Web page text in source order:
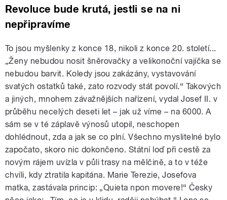
Revoluce bude krutá, jestli se na ni
nepřipravíme
To jsou myšlenky z konce 18, nikoli z konce 20. století...
„Ženy nebudou nosit šněrovačky a velikonoční vajíčka se
nebudou barvit. Koledy jsou zakázány, vystavování
svatých ostatků také, zato rozvody stát povolí.“ Takových
a jiných, mnohem závažnějších nařízení, vydal Josef II. v
průběhu necelých deseti let – jak už víme – na 6000. A
sám se v té záplavě výnosů utopil, neschopen
dohlédnout, zda a jak se co plní. Všechno myslitelné bylo
započato, skoro nic dokončeno. Státní loď při cestě za
novým rájem uvízla v půli trasy na mělčině, a to v téže
chvíli, kdy ztratila kapitána. Marie Terezie, Josefova
matka, zastávala princip: „Quieta npon movere!“ Česky